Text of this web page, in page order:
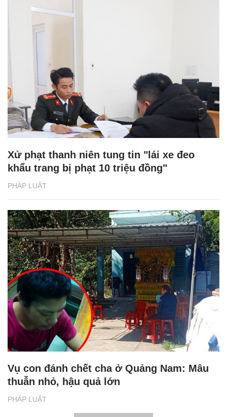
PHÁP LUẬT
Xử phạt thanh niên tung tin "lái xe đeo
khẩu trang bị phạt 10 triệu đồng"
PHÁP LUẬT
Vụ con đánh chết cha ở Quảng Nam: Mâu
thuẫn nhỏ, hậu quả lớn